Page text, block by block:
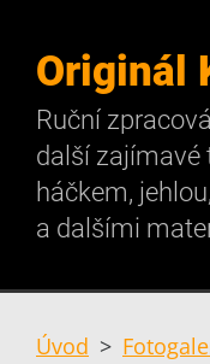
Originál
Ruční
další zajímavé
háčkem,
a dalšími
Úvod >